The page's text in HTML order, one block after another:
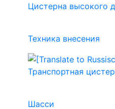
Цистерна высокого
Техника внесения
Транспортная
Шасси